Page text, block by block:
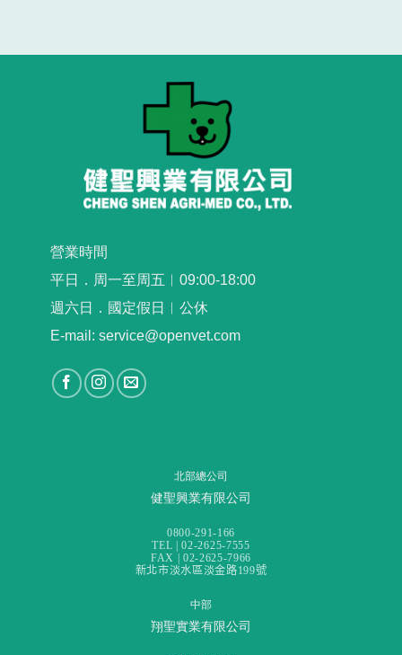
NT$3,200
營業時間
平日．周一至周五︳09:00-18:00
週六日．國定假日︳公休
E-mail: service@openvet.com
北部總公司
健聖興業有限公司
0800-291-166
TEL | 02-2625-7555
FAX | 02-2625-7966
新北市淡水區淡金路199號
中部
翔聖實業有限公司